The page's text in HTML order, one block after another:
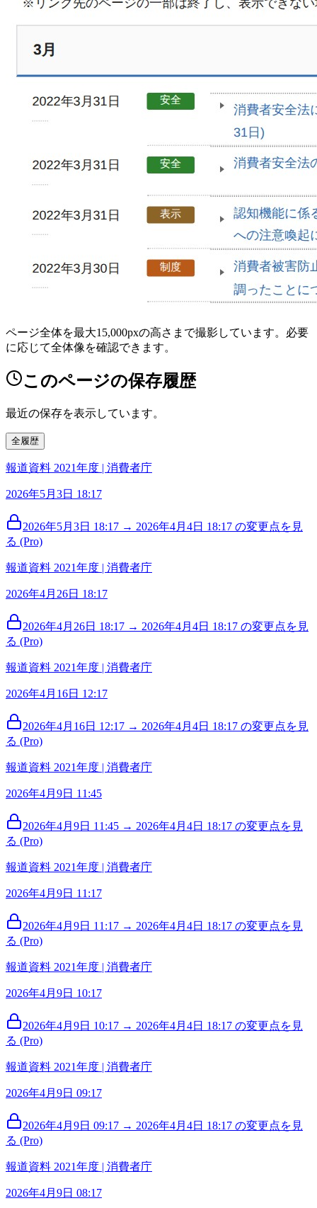
ページ全体を最大15,000pxの高さまで撮影しています。必要
に応じて全体像を確認できます。
このページの保存履歴
最近の保存を表示しています。
全履歴
報道資料 2021年度 | 消費者庁
2026年5月3日 18:17
2026年5月3日 18:17 → 2026年4月4日 18:17 の変更点を見
る (Pro)
報道資料 2021年度 | 消費者庁
2026年4月26日 18:17
2026年4月26日 18:17 → 2026年4月4日 18:17 の変更点を見
る (Pro)
報道資料 2021年度 | 消費者庁
2026年4月16日 12:17
2026年4月16日 12:17 → 2026年4月4日 18:17 の変更点を見
る (Pro)
報道資料 2021年度 | 消費者庁
2026年4月9日 11:45
2026年4月9日 11:45 → 2026年4月4日 18:17 の変更点を見
る (Pro)
報道資料 2021年度 | 消費者庁
2026年4月9日 11:17
2026年4月9日 11:17 → 2026年4月4日 18:17 の変更点を見
る (Pro)
報道資料 2021年度 | 消費者庁
2026年4月9日 10:17
2026年4月9日 10:17 → 2026年4月4日 18:17 の変更点を見
る (Pro)
報道資料 2021年度 | 消費者庁
2026年4月9日 09:17
2026年4月9日 09:17 → 2026年4月4日 18:17 の変更点を見
る (Pro)
報道資料 2021年度 | 消費者庁
2026年4月9日 08:17